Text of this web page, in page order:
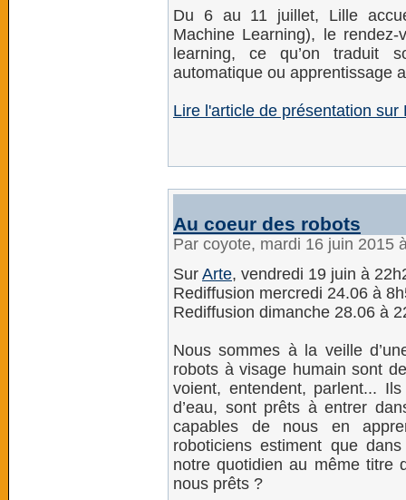
Du 6 au 11 juillet, Lille
Machine Learning), le
learning, ce qu’on traduit
automatique ou apprentissage
Lire l'article de présentation sur
Au coeur des robots
Par coyote, mardi 16 juin 2015
Sur Arte, vendredi 19 juin à
Rediffusion mercredi 24.06 à
Rediffusion dimanche 28.06 à
Nous sommes à la veille
robots à visage humain sont
voient, entendent, parlent...
d’eau, sont prêts à entrer
capables de nous en
roboticiens estiment que
notre quotidien au même titre
nous prêts ?